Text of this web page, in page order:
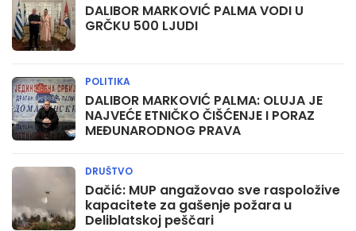
DALIBOR MARKOVIĆ PALMA VODI U
GRČKU 500 LJUDI
DALIBOR MARKOVIĆ PALMA: OLUJA JE
NAJVEĆE ETNIČKO ČIŠĆENJE I PORAZ
MEĐUNARODNOG PRAVA
POLITIKA
Dačić: MUP angažovao sve raspoložive
kapacitete za gašenje požara u
Deliblatskoj peščari
DRUŠTVO